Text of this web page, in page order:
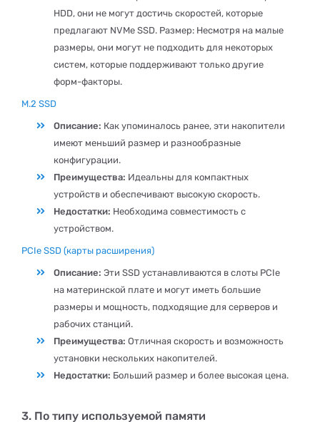
HDD, они не могут достичь скоростей, которые
предлагают NVMe SSD. Размер: Несмотря на малые
размеры, они могут не подходить для некоторых
систем, которые поддерживают только другие
форм-факторы.
M.2 SSD
Описание: Как упоминалось ранее, эти накопители
имеют меньший размер и разнообразные
конфигурации.
Преимущества: Идеальны для компактных
устройств и обеспечивают высокую скорость.
Недостатки: Необходима совместимость с
устройством.
PCIe SSD (карты расширения)
Описание: Эти SSD устанавливаются в слоты PCIe
на материнской плате и могут иметь большие
размеры и мощность, подходящие для серверов и
рабочих станций.
Преимущества: Отличная скорость и возможность
установки нескольких накопителей.
Недостатки: Больший размер и более высокая цена.
3. По типу используемой памяти